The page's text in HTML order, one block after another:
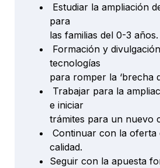
Estudiar la ampliación
para
las familias del 0-3 años.
Formación y
tecnologías
para romper la ‘brecha
Trabajar para la
e iniciar
trámites para un nuevo
Continuar con la oferta
calidad.
Seguir con la apuesta